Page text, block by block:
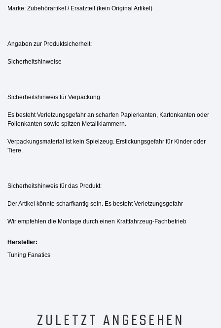
Marke: Zubehörartikel / Ersatzteil (kein Original Artikel)
Angaben zur Produktsicherheit:
Sicherheitshinweise
Sicherheitshinweis für Verpackung:
Es besteht Verletzungsgefahr an scharfen Papierkanten, Kartonkanten oder
Folienkanten sowie spitzen Metallklammern.
Verpackungsmaterial ist kein Spielzeug. Erstickungsgefahr für Kinder oder
Tiere.
Sicherheitshinweis für das Produkt:
Der Artikel könnte scharfkantig sein. Es besteht Verletzungsgefahr
Wir empfehlen die Montage durch einen Kraftfahrzeug-Fachbetrieb
Hersteller:
Tuning Fanatics
ZULETZT ANGESEHEN